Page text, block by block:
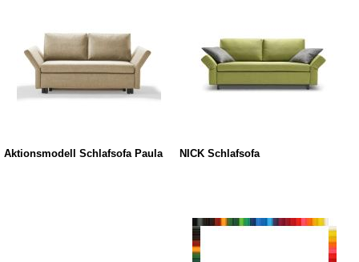
Aktionsmodell Schlafsofa Paula NICK Schlafsofa